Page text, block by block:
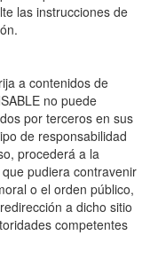
las instrucciones de
a contenidos de
no puede
por terceros en sus
de responsabilidad
procederá a la
pudiera contravenir
o el orden público,
a dicho sitio
competentes